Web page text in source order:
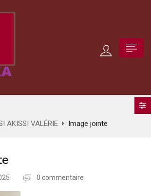
AKISSI VALÉRIE Image jointe
0 commentaire